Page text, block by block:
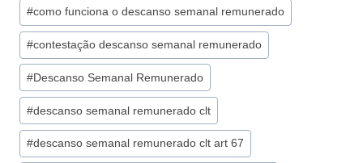
#como funciona o descanso semanal remunerado
#contestação descanso semanal remunerado
#Descanso Semanal Remunerado
#descanso semanal remunerado clt
#descanso semanal remunerado clt art 67